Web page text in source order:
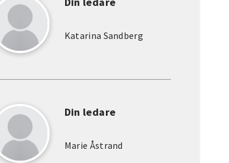
Katarina Sandberg
Din ledare
Marie Åstrand